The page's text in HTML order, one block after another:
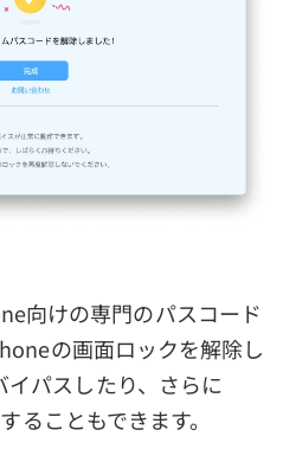
向けの専門のパスコード
の画面ロックを解除し
パスしたり、さらに
ることもできます。